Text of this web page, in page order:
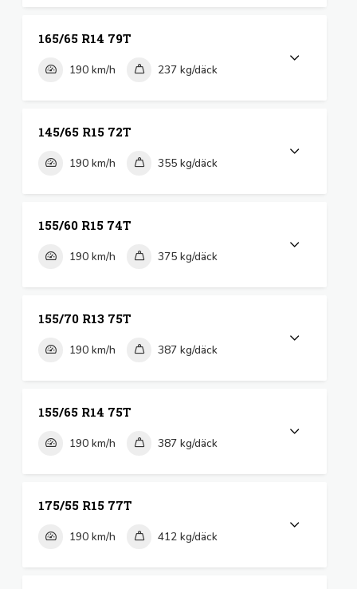
165/65 R14 79T
190 km/h 237 kg/däck
145/65 R15 72T
190 km/h 355 kg/däck
155/60 R15 74T
190 km/h 375 kg/däck
155/70 R13 75T
190 km/h 387 kg/däck
155/65 R14 75T
190 km/h 387 kg/däck
175/55 R15 77T
190 km/h 412 kg/däck